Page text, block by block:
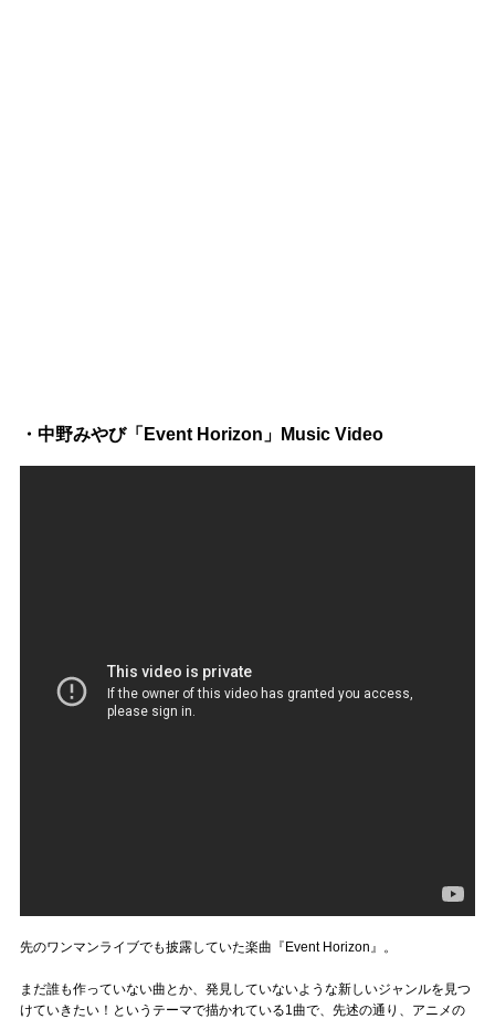
・中野みやび「Event Horizon」Music Video
先のワンマンライブでも披露していた楽曲『Event Horizon』。
まだ誰も作っていない曲とか、発見していないような新しいジャンルを見つ
けていきたい！というテーマで描かれている1曲で、先述の通り、アニメの